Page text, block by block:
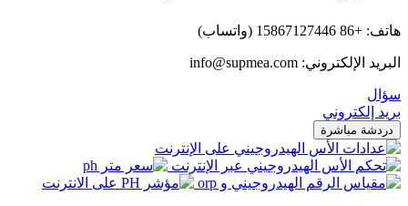
هاتف: +86 15867127446 (واتساب)
البريد الإلكتروني: info@supmea.com
سؤال
بريد إلكتروني
دردشة مباشرة